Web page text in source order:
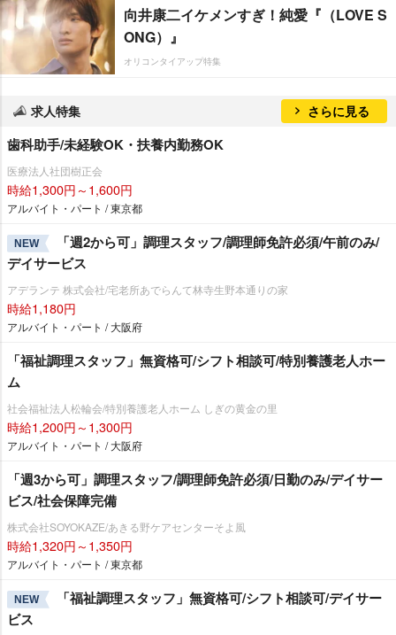
向井康二イケメンすぎ！純愛『（LOVE S
ONG）』
オリコンタイアップ特集
求人特集 さらに見る
歯科助手/未経験OK・扶養内勤務OK
医療法人社団樹正会
時給1,300円～1,600円
アルバイト・パート / 東京都
NEW
「週2から可」調理スタッフ/調理師免許必須/午前のみ/
デイサービス
アデランテ 株式会社/宅老所あでらんて林寺生野本通りの家
時給1,180円
アルバイト・パート / 大阪府
「福祉調理スタッフ」無資格可/シフト相談可/特別養護老人ホー
ム
社会福祉法人松輪会/特別養護老人ホーム しぎの黄金の里
時給1,200円～1,300円
アルバイト・パート / 大阪府
「週3から可」調理スタッフ/調理師免許必須/日勤のみ/デイサー
ビス/社会保障完備
株式会社SOYOKAZE/あきる野ケアセンターそよ風
時給1,320円～1,350円
アルバイト・パート / 東京都
NEW
「福祉調理スタッフ」無資格可/シフト相談可/デイサー
ビス